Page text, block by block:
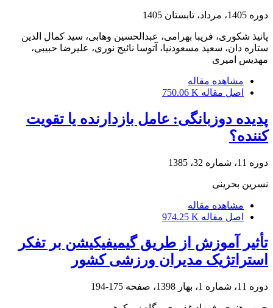
دوره 1405، مرداد، تابستان 1405
پانیذ شکوری، فریبا بهرامی، عبدالحسین وهابی، سید کمال الدین
ستاره دان، سعید مسعودنیا، آتوسا نائیج نوری، علیرضا حبیبی،
مهدیس امیری
مشاهده مقاله
اصل مقاله 750.06 K
پدیده دوزبانگی: عامل بازدارنده یا تقویت
کننده؟
دوره 11، شماره 32، 1385
نسرین بحرینی
مشاهده مقاله
اصل مقاله 974.25 K
تأثیر آموزش از طریق گیمیفیکیشن بر تفکر
استراتژیک مدیران ورزشی کشور
دوره 11، شماره 1، بهار 1398، صفحه 175-194